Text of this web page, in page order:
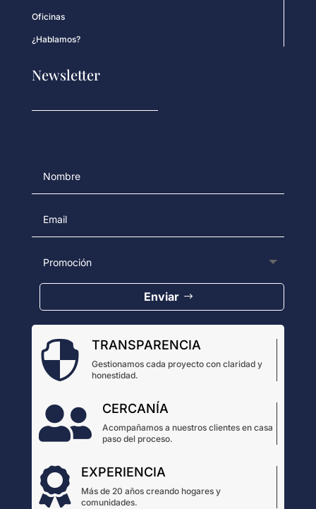
Oficinas
¿Hablamos?
Newsletter
Enviar
 TRANSPARENCIA
Gestionamos cada proyecto con claridad y
honestidad.
 CERCANÍA
Acompañamos a nuestros clientes en casa
paso del proceso.
 EXPERIENCIA
Más de 20 años creando hogares y
comunidades.